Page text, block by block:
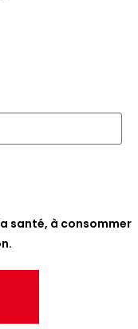
santé, à consommer